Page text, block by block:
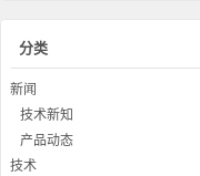
分类
新闻
技术新知
产品动态
技术